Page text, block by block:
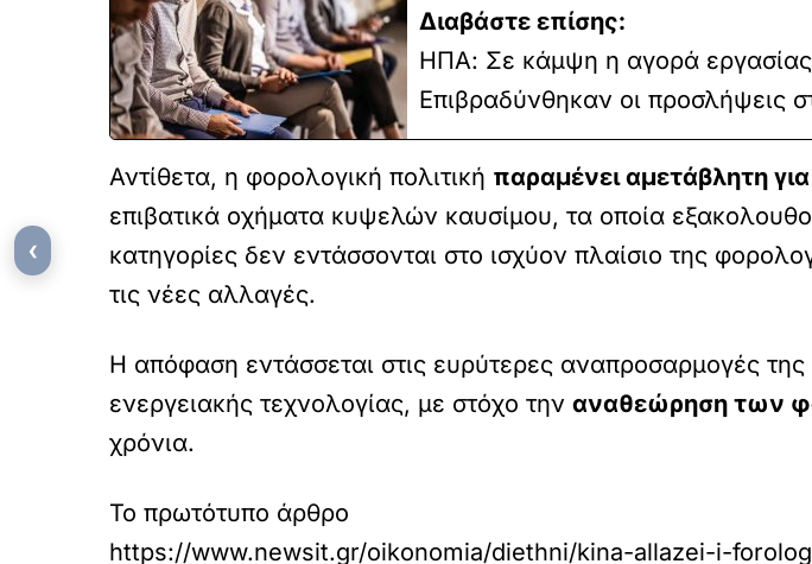
Διαβάστε επίσης:
ΗΠΑ: Σε κάμψη η αγορά εργασίας
Επιβραδύνθηκαν οι προσλήψεις
Αντίθετα, η φορολογική πολιτική παραμένει αμετάβλητη
επιβατικά οχήματα κυψελών καυσίμου, τα οποία
κατηγορίες δεν εντάσσονται στο ισχύον πλαίσιο της
τις νέες αλλαγές.
Η απόφαση εντάσσεται στις ευρύτερες αναπροσαρμογές
ενεργειακής τεχνολογίας, με στόχο την αναθεώρηση των
χρόνια.
Το πρωτότυπο άρθρο
https://www.newsit.gr/oikonomia/diethni/kina-allazei-i-
‹